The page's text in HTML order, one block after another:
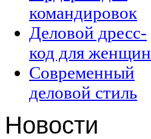
командировок
Деловой дресс-
код для женщин
Современный
деловой стиль
Новости